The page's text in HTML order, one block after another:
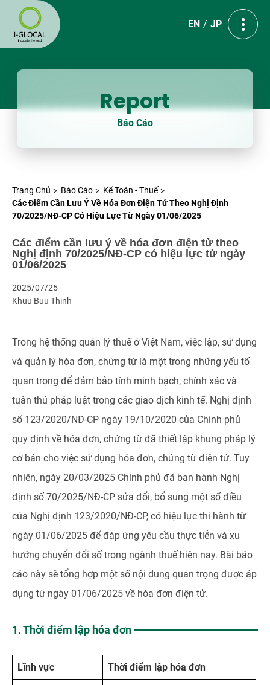
EN JP
Report
Báo Cáo
Trang Chủ Báo Cáo
Kế Toán - Thuế
Các Điểm Cần Lưu Ý Về Hóa Đơn Điện Tử Theo Nghị Định
70/2025/NĐ-CP Có Hiệu Lực Từ Ngày 01/06/2025
Các điểm cần lưu ý về hóa đơn điện tử theo
Nghị định 70/2025/NĐ-CP có hiệu lực từ ngày
01/06/2025
2025/07/25
Khuu Buu Thinh
Trong hệ thống quản lý thuế ở Việt Nam, việc lập, sử dụng
và quản lý hóa đơn, chứng từ là một trong những yếu tố
quan trọng để đảm bảo tính minh bạch, chính xác và
tuân thủ pháp luật trong các giao dịch kinh tế. Nghị định
số 123/2020/NĐ-CP ngày 19/10/2020 của Chính phủ
quy định về hóa đơn, chứng từ đã thiết lập khung pháp lý
cơ bản cho việc sử dụng hóa đơn, chứng từ điện tử. Tuy
nhiên, ngày 20/03/2025 Chính phủ đã ban hành Nghị
định số 70/2025/NĐ-CP sửa đổi, bổ sung một số điều
của Nghị định 123/2020/NĐ-CP, có hiệu lực thi hành từ
ngày 01/06/2025 để đáp ứng yêu cầu thực tiễn và xu
hướng chuyển đổi số trong ngành thuế hiện nay. Bài báo
cáo này sẽ tổng hợp một số nội dung quan trọng được áp
dụng từ ngày 01/06/2025 về hóa đơn điện tử.
1. Thời điểm lập hóa đơn
Lĩnh vực Thời điểm lập hóa đơn